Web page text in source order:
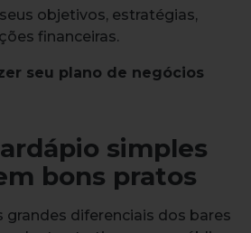
objetivos, estratégias,
financeiras.
seu plano de negócios
simples
bons pratos
grandes diferenciais dos bares